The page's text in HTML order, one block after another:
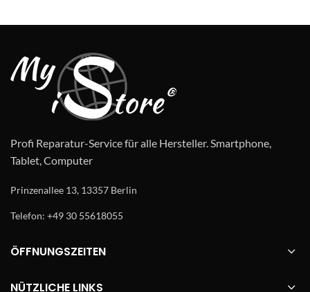
Profi Reparatur-Service für alle Hersteller. Smartphone,
Tablet, Computer
Prinzenallee 13, 13357 Berlin
Telefon: +49 30 55618055
ÖFFNUNGSZEITEN
NÜTZLICHE LINKS